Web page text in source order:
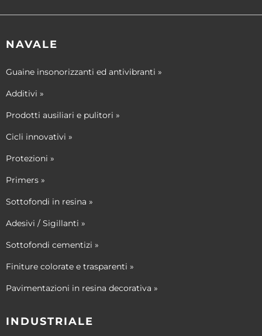
NAVALE
Guaine insonorizzanti ed antivibranti »
Additivi »
Prodotti ausiliari e pulitori »
Cicli innovativi »
Protezioni »
Primers »
Sottofondi in resina »
Adesivi / Sigillanti »
Sottofondi cementizi »
Finiture colorate e trasparenti »
Pavimentazioni in resina decorativa »
INDUSTRIALE